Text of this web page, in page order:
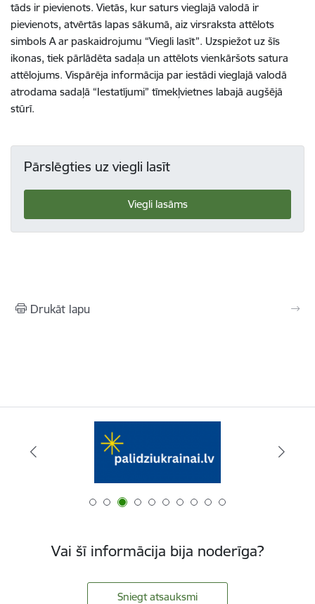
tāds ir pievienots. Vietās, kur saturs vieglajā valodā ir
pievienots, atvērtās lapas sākumā, aiz virsraksta attēlots
simbols A ar paskaidrojumu “Viegli lasīt”. Uzspiežot uz šīs
ikonas, tiek pārlādēta sadaļa un attēlots vienkāršots satura
attēlojums. Vispārēja informācija par iestādi vieglajā valodā
atrodama sadaļā “Iestatījumi” tīmekļvietnes labajā augšējā
stūrī.
Pārslēgties uz viegli lasīt
Viegli lasāms
Drukāt lapu
Vai šī informācija bija noderīga?
Sniegt atsauksmi